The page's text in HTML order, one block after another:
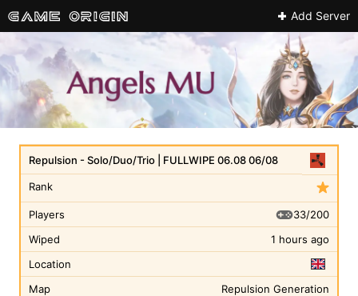
Add Server
Rank
Repulsion - Solo/Duo/Trio | FULLWIPE 06.08 06/08
Players
33/200
Wiped
1 hours ago
Location
Map
Repulsion Generation